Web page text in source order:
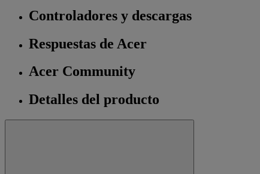
Controladores y descargas
Respuestas de Acer
Acer Community
Detalles del producto